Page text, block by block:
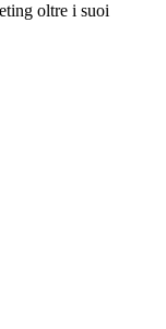
oltre i suoi